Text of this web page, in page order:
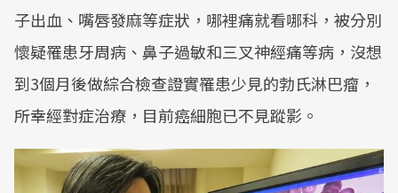
子出血、嘴唇發麻等症狀，哪裡痛就看哪科，被分別
懷疑罹患牙周病、鼻子過敏和三叉神經痛等病，沒想
到3個月後做綜合檢查證實罹患少見的勃氏淋巴瘤，
所幸經對症治療，目前癌細胞已不見蹤影。